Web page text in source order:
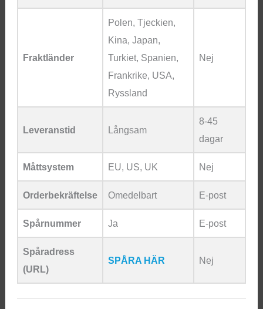
Fraktländer
Polen, Tjeckien,
Kina, Japan,
Turkiet, Spanien,
Frankrike, USA,
Ryssland
Nej
Leveranstid Långsam
8-45
dagar
Måttsystem EU, US, UK Nej
Orderbekräftelse Omedelbart E-post
Spårnummer Ja E-post
Spåradress
(URL)
SPÅRA HÄR Nej